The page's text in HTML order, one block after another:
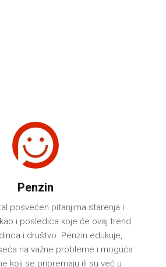
Penzin
posvećen pitanjima starenja i
i posledica koje će ovaj trend
i društvo. Penzin edukuje,
na važne probleme i moguća
koji se pripremaju ili su već u